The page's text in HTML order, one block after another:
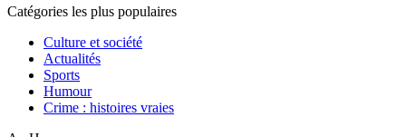
Catégories les plus populaires
Culture et société
Actualités
Sports
Humour
Crime : histoires vraies